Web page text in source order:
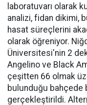
laboratuvarı olarak
analizi, fidan dikimi,
hasat süreçlerini
olarak öğreniyor.
Üniversitesi'nin 2
Angelino ve Black
çeşitten 66 olmak
bulunduğu bahçede
gerçekleştirildi.